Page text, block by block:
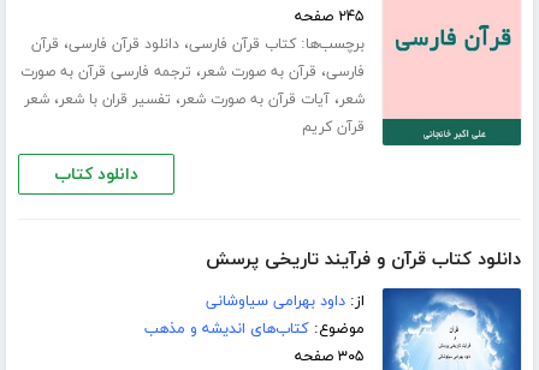
۲۴۵ صفحه
برچسب‌ها:کتاب قرآن فارسی،دانلود قرآن فارسی، قرآن
فارسی، قرآن به صورت شعر، ترجمه فارسی قرآن به صورت
شعر،آیات قرآن به صورت شعر، تفسیر قران با شعر،شعر
قرآن کریم
دانلود کتاب
دانلود کتاب قرآن و فرآیند تاریخی پرسش
از:داود بهرامی سیاوشانی
موضوع:کتاب‌های اندیشه و مذهب
۳۰۵ صفحه